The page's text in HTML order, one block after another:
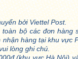
bởi Viettel Post.
bộ các đơn hàng
hàng tại khu vực
lòng ghi chú.